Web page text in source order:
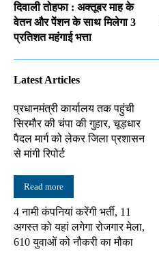
दिवाली तोहफा : अक्तूबर माह के
वेतन और पेंशन के साथ मिलेगा 3
प्रतिशत महंगाई भत्ता
Latest Articles
प्रधानमंत्री कार्यालय तक पहुंची
सिरमौर की चंपा की गुहार, चूड़धार
पैदल मार्ग को लेकर जिला प्रशासन
से मांगी रिपोर्ट
Read more
4 नामी कंपनियां करेंगी भर्ती, 11
अगस्त को यहां लगेगा रोजगार मेला,
610 युवाओं को नौकरी का मौका